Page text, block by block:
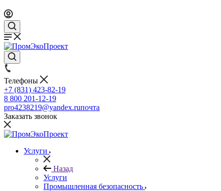
Телефоны
+7 (831) 423-82-19
8 800 201-12-19
pro4238219@yandex.ruпочта
Заказать звонок
Услуги
Назад
Услуги
Промышленная безопасность